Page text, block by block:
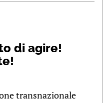
di agire!
transnazionale